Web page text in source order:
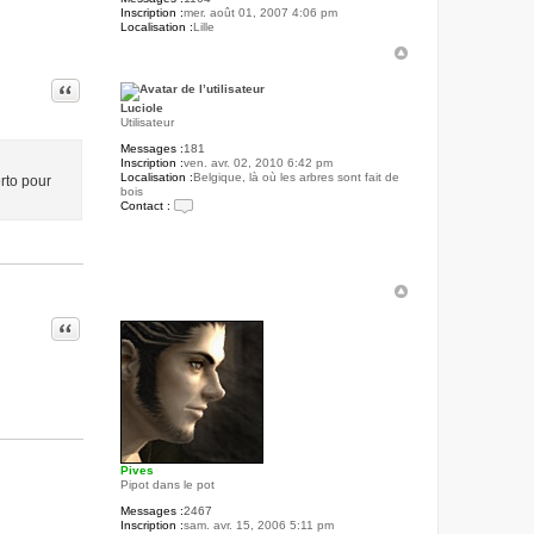
Inscription :mer. août 01, 2007 4:06 pm
Localisation :Lille
Luciole
Utilisateur
Messages :181
Inscription :ven. avr. 02, 2010 6:42 pm
Localisation :Belgique, là où les arbres sont fait de
bois
Contact :
e
r
L
u
c
i
o
l
e
Citer
pour
Pives
Pipot dans le pot
Messages :2467
Inscription :sam. avr. 15, 2006 5:11 pm
Citer